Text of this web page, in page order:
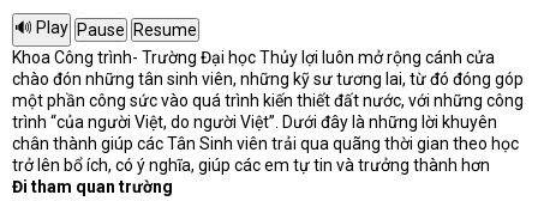
Khoa Công trình- Trường Đại học Thủy lợi luôn mở rộng cánh cửa
chào đón những tân sinh viên, những kỹ sư tương lai, từ đó đóng góp
một phần công sức vào quá trình kiến thiết đất nước, với những công
trình “của người Việt, do người Việt”. Dưới đây là những lời khuyên
chân thành giúp các Tân Sinh viên trải qua quãng thời gian theo học
trở lên bổ ích, có ý nghĩa, giúp các em tự tin và trưởng thành hơn
Đi tham quan trường